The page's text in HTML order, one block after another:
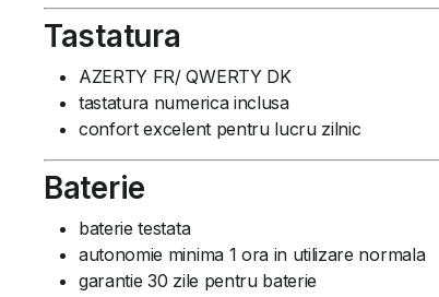
Tastatura
AZERTY FR/ QWERTY DK
tastatura numerica inclusa
confort excelent pentru lucru zilnic
Baterie
baterie testata
autonomie minima 1 ora in utilizare normala
garantie 30 zile pentru baterie